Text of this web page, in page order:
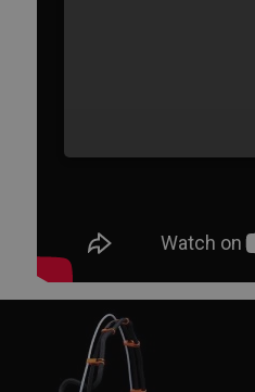
Bez niezbędnych plików
Nazwa